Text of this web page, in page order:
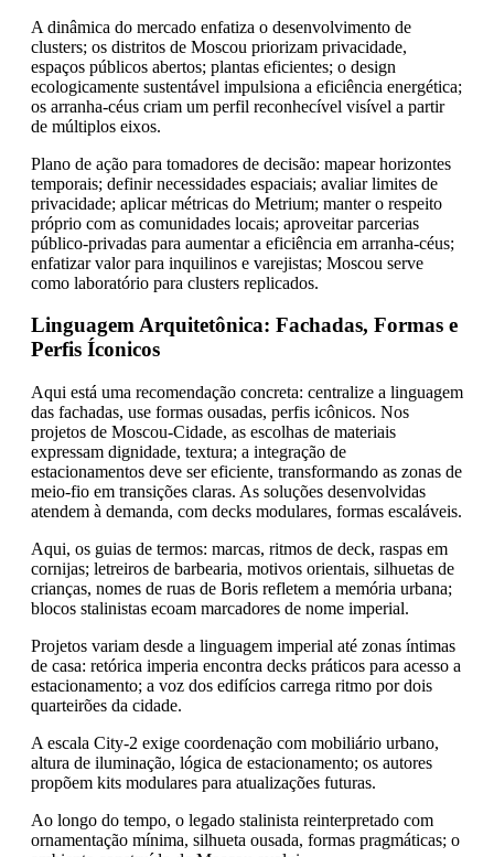
A dinâmica do mercado enfatiza o desenvolvimento de
clusters; os distritos de Moscou priorizam privacidade,
espaços públicos abertos; plantas eficientes; o design
ecologicamente sustentável impulsiona a eficiência energética;
os arranha-céus criam um perfil reconhecível visível a partir
de múltiplos eixos.
Plano de ação para tomadores de decisão: mapear horizontes
temporais; definir necessidades espaciais; avaliar limites de
privacidade; aplicar métricas do Metrium; manter o respeito
próprio com as comunidades locais; aproveitar parcerias
público-privadas para aumentar a eficiência em arranha-céus;
enfatizar valor para inquilinos e varejistas; Moscou serve
como laboratório para clusters replicados.
Linguagem Arquitetônica: Fachadas, Formas e
Perfis Íconicos
Aqui está uma recomendação concreta: centralize a linguagem
das fachadas, use formas ousadas, perfis icônicos. Nos
projetos de Moscou-Cidade, as escolhas de materiais
expressam dignidade, textura; a integração de
estacionamentos deve ser eficiente, transformando as zonas de
meio-fio em transições claras. As soluções desenvolvidas
atendem à demanda, com decks modulares, formas escaláveis.
Aqui, os guias de termos: marcas, ritmos de deck, raspas em
cornijas; letreiros de barbearia, motivos orientais, silhuetas de
crianças, nomes de ruas de Boris refletem a memória urbana;
blocos stalinistas ecoam marcadores de nome imperial.
Projetos variam desde a linguagem imperial até zonas íntimas
de casa: retórica imperia encontra decks práticos para acesso a
estacionamento; a voz dos edifícios carrega ritmo por dois
quarteirões da cidade.
A escala City-2 exige coordenação com mobiliário urbano,
altura de iluminação, lógica de estacionamento; os autores
propõem kits modulares para atualizações futuras.
Ao longo do tempo, o legado stalinista reinterpretado com
ornamentação mínima, silhueta ousada, formas pragmáticas; o